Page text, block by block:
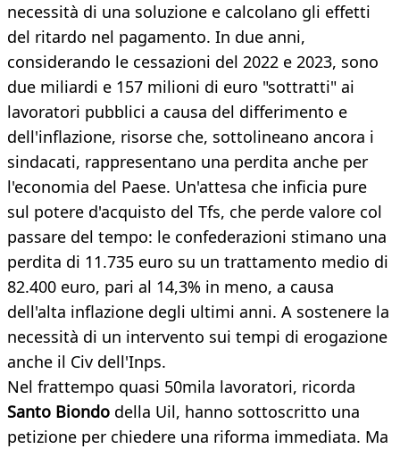
necessità di una soluzione e calcolano gli effetti
del ritardo nel pagamento. In due anni,
considerando le cessazioni del 2022 e 2023, sono
due miliardi e 157 milioni di euro "sottratti" ai
lavoratori pubblici a causa del differimento e
dell'inflazione, risorse che, sottolineano ancora i
sindacati, rappresentano una perdita anche per
l'economia del Paese. Un'attesa che inficia pure
sul potere d'acquisto del Tfs, che perde valore col
passare del tempo: le confederazioni stimano una
perdita di 11.735 euro su un trattamento medio di
82.400 euro, pari al 14,3% in meno, a causa
dell'alta inflazione degli ultimi anni. A sostenere la
necessità di un intervento sui tempi di erogazione
anche il Civ dell'Inps.
Nel frattempo quasi 50mila lavoratori, ricorda
Santo Biondo della Uil, hanno sottoscritto una
petizione per chiedere una riforma immediata. Ma